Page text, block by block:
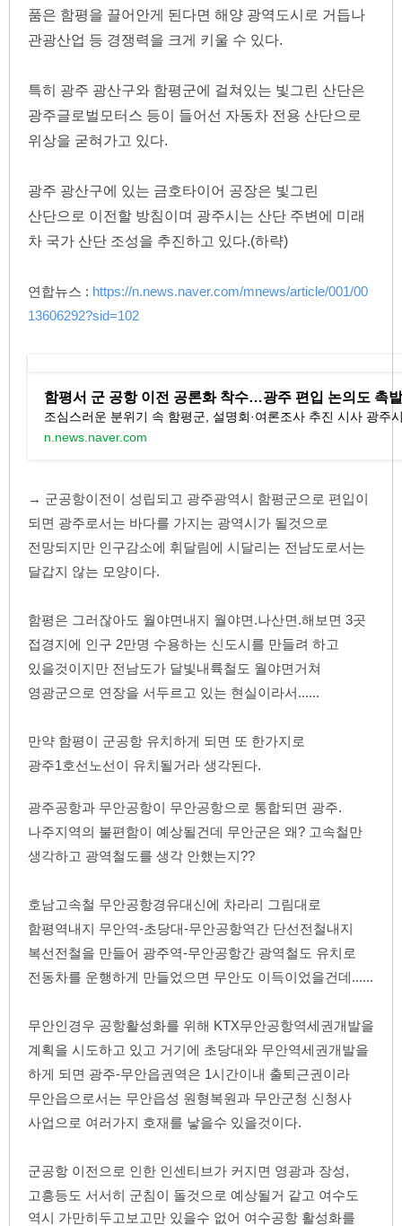
품은 함평을 끌어안게 된다면 해양 광역도시로 거듭나
관광산업 등 경쟁력을 크게 키울 수 있다.
특히 광주 광산구와 함평군에 걸쳐있는 빛그린 산단은
광주글로벌모터스 등이 들어선 자동차 전용 산단으로
위상을 굳혀가고 있다.
광주 광산구에 있는 금호타이어 공장은 빛그린
산단으로 이전할 방침이며 광주시는 산단 주변에 미래
차 국가 산단 조성을 추진하고 있다.(하략)
연합뉴스 : https://n.news.naver.com/mnews/article/001/00
13606292?sid=102
함평서 군 공항 이전 공론화 착수…광주 편입 논의도 촉발
n.news.naver.com
→ 군공항이전이 성립되고 광주광역시 함평군으로 편입이
되면 광주로서는 바다를 가지는 광역시가 될것으로
전망되지만 인구감소에 휘달림에 시달리는 전남도로서는
달갑지 않는 모양이다.
함평은 그러잖아도 월야면내지 월야면.나산면.해보면 3곳
접경지에 인구 2만명 수용하는 신도시를 만들려 하고
있을것이지만 전남도가 달빛내륙철도 월야면거쳐
영광군으로 연장을 서두르고 있는 현실이라서......
만약 함평이 군공항 유치하게 되면 또 한가지로
광주1호선노선이 유치될거라 생각된다.
광주공항과 무안공항이 무안공항으로 통합되면 광주.
나주지역의 불편함이 예상될건데 무안군은 왜? 고속철만
생각하고 광역철도를 생각 안했는지??
호남고속철 무안공항경유대신에 차라리 그림대로
함평역내지 무안역-초당대-무안공항역간 단선전철내지
복선전철을 만들어 광주역-무안공항간 광역철도 유치로
전동차를 운행하게 만들었으면 무안도 이득이었을건데......
무안인경우 공항활성화를 위해 KTX무안공항역세권개발을
계획을 시도하고 있고 거기에 초당대와 무안역세권개발을
하게 되면 광주-무안읍권역은 1시간이내 출퇴근권이라
무안읍으로서는 무안읍성 원형복원과 무안군청 신청사
사업으로 여러가지 호재를 낳을수 있을것이다.
군공항 이전으로 인한 인센티브가 커지면 영광과 장성,
고흥등도 서서히 군침이 돌것으로 예상될거 같고 여수도
역시 가만히두고보고만 있을수 없어 여수공항 활성화를